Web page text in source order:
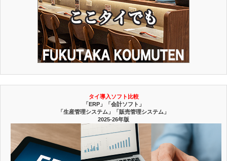
タイ導入ソフト比較
「ERP」「会計ソフト」
「生産管理システム」「販売管理システム」
2025-26年版